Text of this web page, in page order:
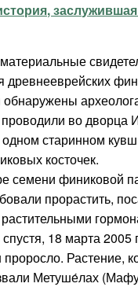
древнееврейских
обнаружены
проводили во дворца
старинном
косточек.
семени финиковой
прорастить,
18 марта 2005
Растение,
Метуше́лах